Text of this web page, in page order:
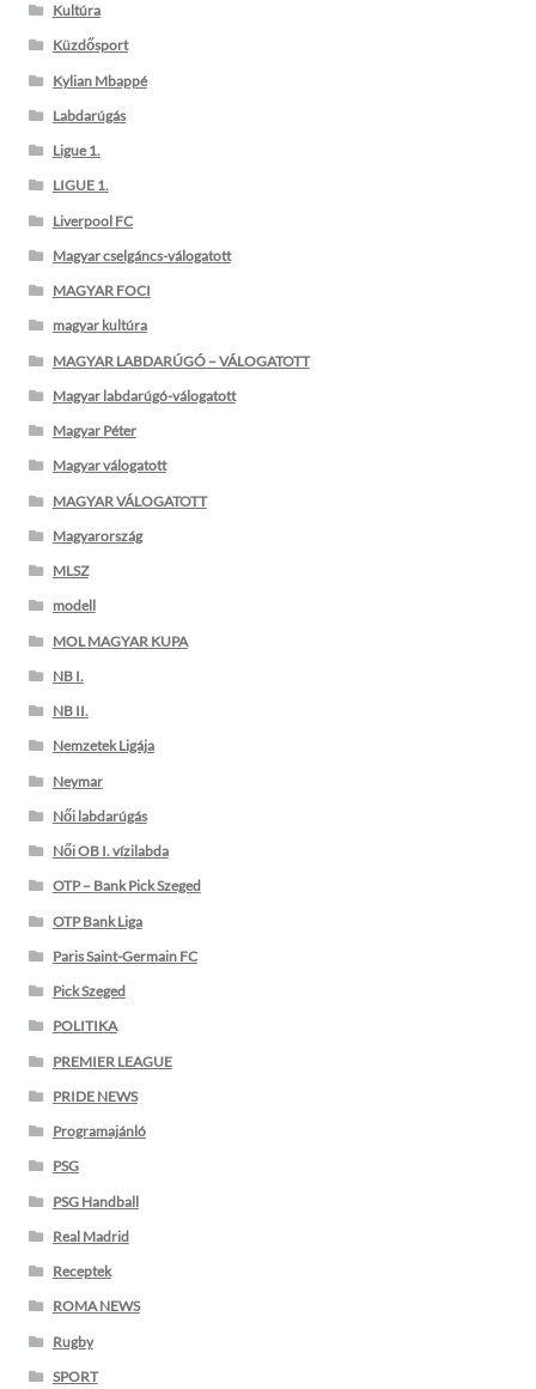
Kultúra
Küzdősport
Kylian Mbappé
Labdarúgás
Ligue 1.
LIGUE 1.
Liverpool FC
Magyar cselgáncs-válogatott
MAGYAR FOCI
magyar kultúra
MAGYAR LABDARÚGÓ – VÁLOGATOTT
Magyar labdarúgó-válogatott
Magyar Péter
Magyar válogatott
MAGYAR VÁLOGATOTT
Magyarország
MLSZ
modell
MOL MAGYAR KUPA
NB I.
NB II.
Nemzetek Ligája
Neymar
Női labdarúgás
Női OB I. vízilabda
OTP – Bank Pick Szeged
OTP Bank Liga
Paris Saint-Germain FC
Pick Szeged
POLITIKA
PREMIER LEAGUE
PRIDE NEWS
Programajánló
PSG
PSG Handball
Real Madrid
Receptek
ROMA NEWS
Rugby
SPORT